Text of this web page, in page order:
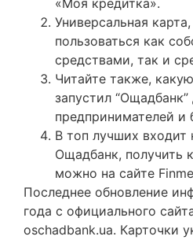
«Моя кредитка».
Универсальная
пользоваться как
средствами, так и
Читайте также,
запустил “Ощадбанк”
предпринимателей и
В топ лучших входит
Ощадбанк, получить
можно на сайте
Последнее обновление
года с официального
oschadbank.ua. Карточки